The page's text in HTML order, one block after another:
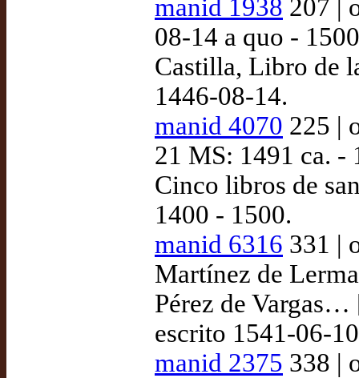
manid 1938 207 |
08-14 a quo -
Castilla, Libro de
1446-08-14.
manid 4070 225 |
21 MS: 1491 ca. -
Cinco libros de
1400 - 1500.
manid 6316 331 |
Martínez de
Pérez de
escrito 1541-06-
manid 2375 338 |